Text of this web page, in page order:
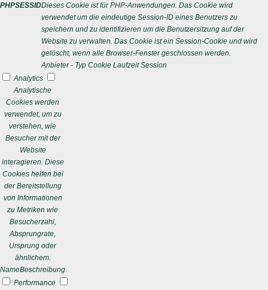
PHPSESSIDDieses Cookie ist für PHP-Anwendungen. Das Cookie wird
verwendet um die eindeutige Session-ID eines Benutzers zu
speichern und zu identifizieren um die Benutzersitzung auf der
Website zu verwalten. Das Cookie ist ein Session-Cookie und wird
gelöscht, wenn alle Browser-Fenster geschlossen werden.
Anbieter - Typ Cookie Laufzeit Session
Analytics
Analytische
Cookies werden
verwendet, um zu
verstehen, wie
Besucher mit der
Website
interagieren. Diese
Cookies helfen bei
der Bereitstellung
von Informationen
zu Metriken wie
Besucherzahl,
Absprungrate,
Ursprung oder
ähnlichem.
NameBeschreibung
Performance